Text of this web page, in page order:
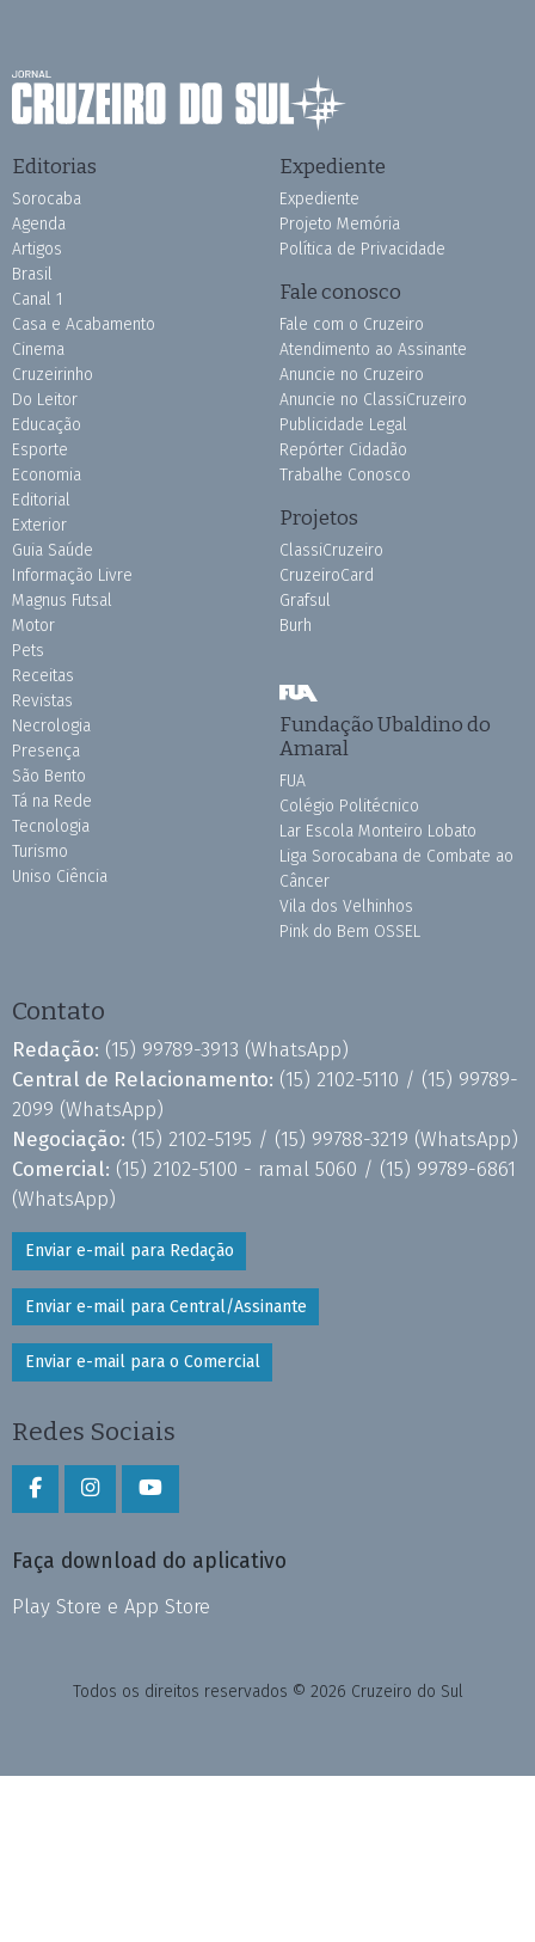
Editorias
Sorocaba
Agenda
Artigos
Brasil
Canal 1
Casa e Acabamento
Cinema
Cruzeirinho
Do Leitor
Educação
Esporte
Economia
Editorial
Exterior
Guia Saúde
Informação Livre
Magnus Futsal
Motor
Pets
Receitas
Revistas
Necrologia
Presença
São Bento
Tá na Rede
Tecnologia
Turismo
Uniso Ciência
Expediente
Expediente
Projeto Memória
Política de Privacidade
Fale conosco
Fale com o Cruzeiro
Atendimento ao Assinante
Anuncie no Cruzeiro
Anuncie no ClassiCruzeiro
Publicidade Legal
Repórter Cidadão
Trabalhe Conosco
Projetos
ClassiCruzeiro
CruzeiroCard
Grafsul
Burh
Fundação Ubaldino do
Amaral
FUA
Colégio Politécnico
Lar Escola Monteiro Lobato
Liga Sorocabana de Combate ao
Câncer
Vila dos Velhinhos
Pink do Bem OSSEL
Contato
Redação: (15) 99789-3913 (WhatsApp)
Central de Relacionamento: (15) 2102-5110 / (15) 99789-
2099 (WhatsApp)
Negociação: (15) 2102-5195 / (15) 99788-3219 (WhatsApp)
Comercial: (15) 2102-5100 - ramal 5060 / (15) 99789-6861
(WhatsApp)
Enviar e-mail para Redação
Enviar e-mail para Central/Assinante
Enviar e-mail para o Comercial
Redes Sociais
Faça download do aplicativo
Play Store e App Store
Todos os direitos reservados © 2026 Cruzeiro do Sul